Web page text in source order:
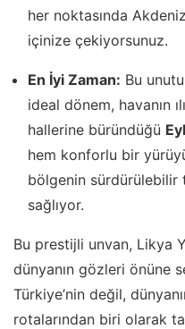
her noktasında
içinize çekiyorsunuz.
En İyi Zaman: Bu
ideal dönem, havanın
hallerine büründüğü
hem konforlu bir
bölgenin sürdürülebilir
sağlıyor.
Bu prestijli unvan, Likya
dünyanın gözleri önüne
Türkiye’nin değil,
rotalarından biri olarak